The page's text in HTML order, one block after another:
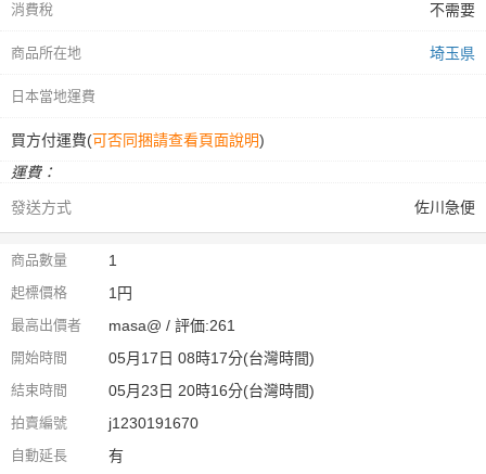
消費稅 不需要
商品所在地 埼玉県
日本當地運費
買方付運費(可否同捆請查看頁面說明)
運費：
發送方式
佐川急便
商品數量 1
起標價格 1円
最高出價者 masa@ / 評価:261
開始時間 05月17日 08時17分(台灣時間)
結束時間 05月23日 20時16分(台灣時間)
拍賣編號 j1230191670
自動延長 有